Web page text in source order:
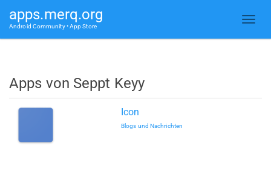
apps.merq.org
Android Community • App Store
Apps von Seppt Keyy
Icon
Blogs und Nachrichten